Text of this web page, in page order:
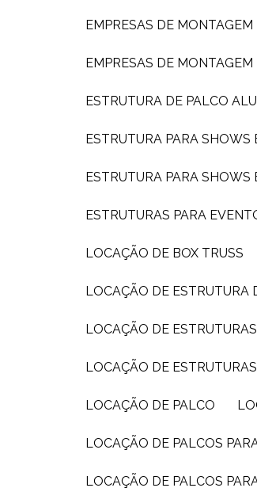
EMPRESAS DE
EMPRESAS DE
ESTRUTURA DE PALCO
ESTRUTURA PARA SHOWS
ESTRUTURA PARA
ESTRUTURAS PARA
LOCAÇÃO DE BOX TRUSS
LOCAÇÃO DE
LOCAÇÃO DE ESTRUTURAS
LOCAÇÃO DE
LOCAÇÃO DE PALCO
LOCAÇÃO DE PALCOS
LOCAÇÃO DE PALCOS